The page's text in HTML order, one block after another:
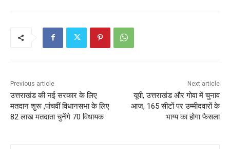
k
A
p
Previous article
उत्तराखंड की नई सरकार के लिए
मतदान शुरू ,पांचवीं विधानसभा के लिए
82 लाख मतदाता चुनेंगे 70 विधायक
Next article
यूपी, उत्तराखंड और गोवा में चुनाव
आज, 165 सीटों पर उम्मीदवारों के
भाग्य का होगा फैसला